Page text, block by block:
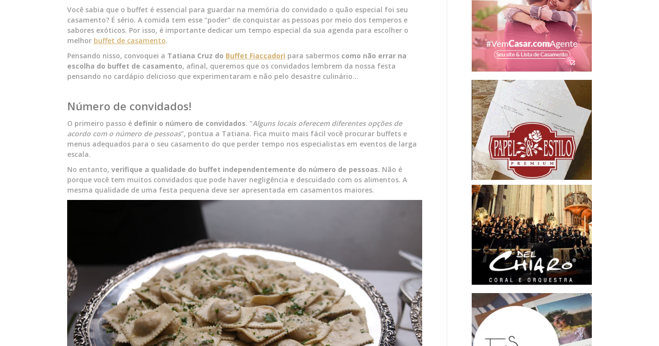
Você sabia que o buffet é essencial para guardar na memória do convidado o quão especial foi seu
casamento? É sério. A comida tem esse “poder” de conquistar as pessoas por meio dos temperos e
sabores exóticos. Por isso, é importante dedicar um tempo especial da sua agenda para escolher o
melhor buffet de casamento.
Pensando nisso, convoquei a Tatiana Cruz do Buffet Fiaccadori para sabermos como não errar na
escolha do buffet de casamento, afinal, queremos que os convidados lembrem da nossa festa
pensando no cardápio delicioso que experimentaram e não pelo desastre culinário…
Número de convidados!
O primeiro passo é definir o número de convidados. “Alguns locais oferecem diferentes opções de
acordo com o número de pessoas”, pontua a Tatiana. Fica muito mais fácil você procurar buffets e
menus adequados para o seu casamento do que perder tempo nos especialistas em eventos de larga
escala.
No entanto, verifique a qualidade do buffet independentemente do número de pessoas. Não é
porque você tem muitos convidados que pode haver negligência e descuidado com os alimentos. A
mesma qualidade de uma festa pequena deve ser apresentada em casamentos maiores.